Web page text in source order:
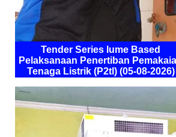
Tender Series lume Based
Pelaksanaan Penertiban
Tenaga Listrik (P2tl) (05-08-2026)